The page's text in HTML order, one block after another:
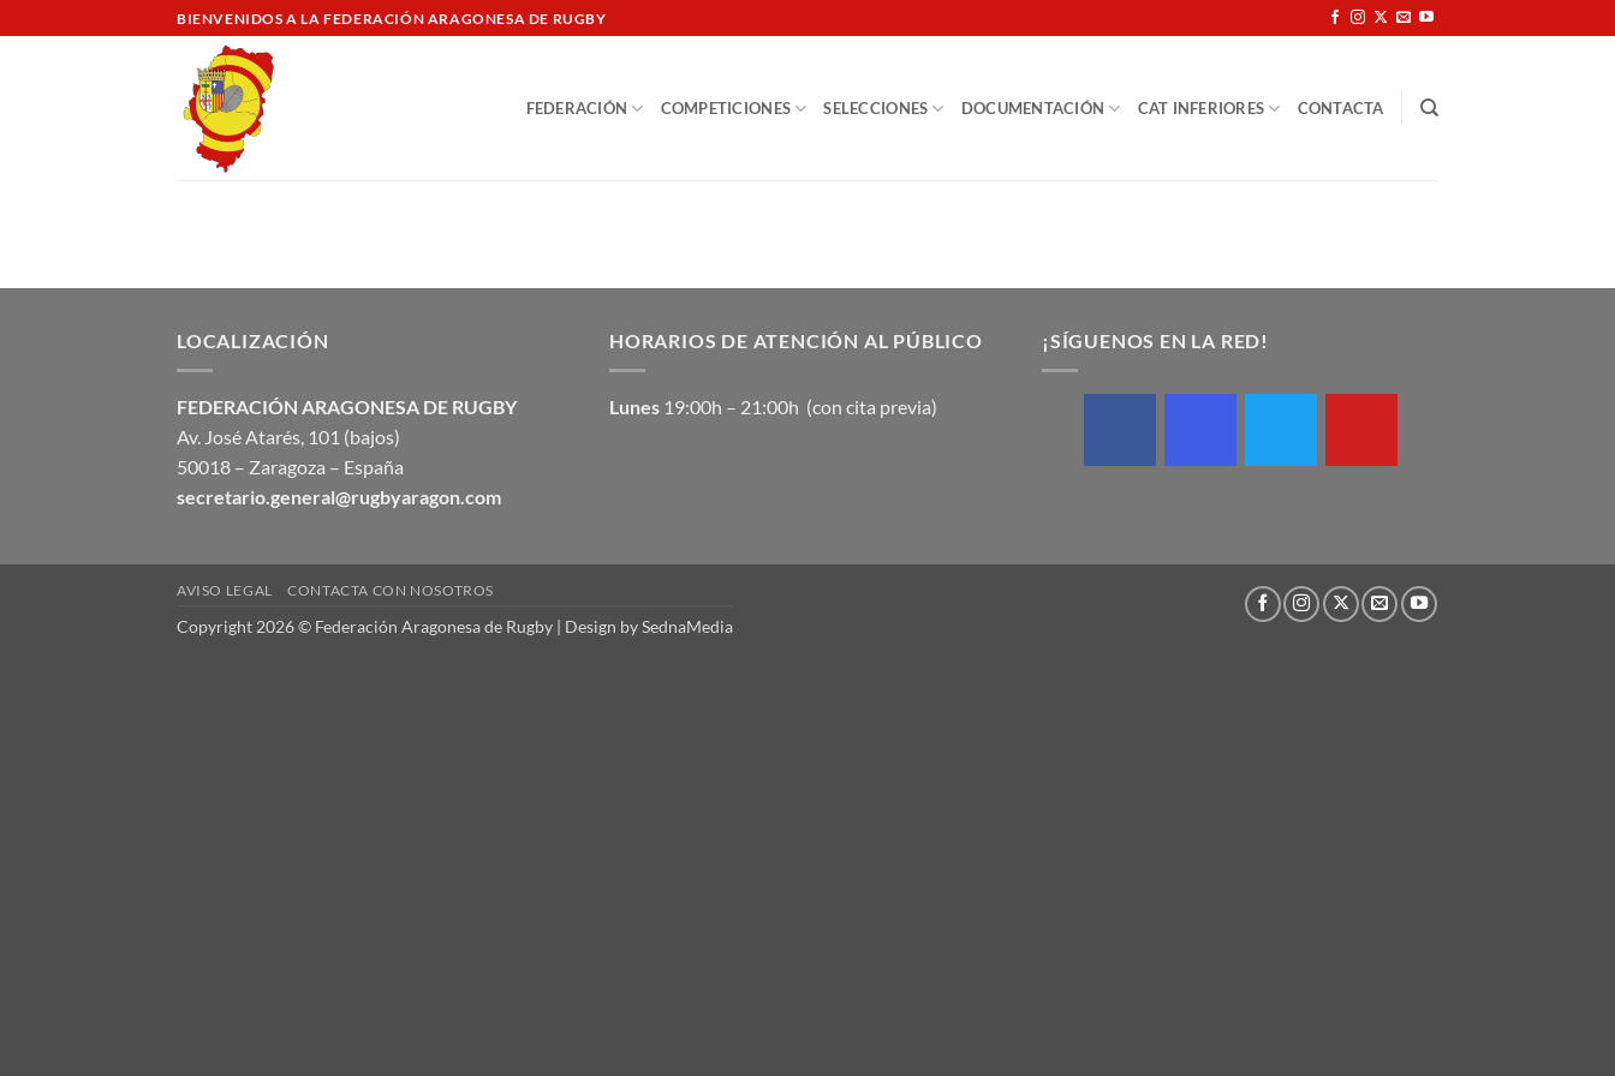
al
BIENVENIDOS A LA FEDERACIÓN ARAGONESA DE RUGBY
FEDERACIÓN COMPETICIONES SELECCIONES DOCUMENTACIÓN CAT INFERIORES CONTACTA
LOCALIZACIÓN
FEDERACIÓN ARAGONESA DE RUGBY
Av. José Atarés, 101 (bajos)
50018 – Zaragoza – España
secretario.general@rugbyaragon.com
HORARIOS DE ATENCIÓN AL PÚBLICO
Lunes 19:00h – 21:00h (con cita previa)
¡SÍGUENOS EN LA RED!
AVISO LEGAL CONTACTA CON NOSOTROS
Copyright 2026 © Federación Aragonesa de Rugby | Design bySednaMedia